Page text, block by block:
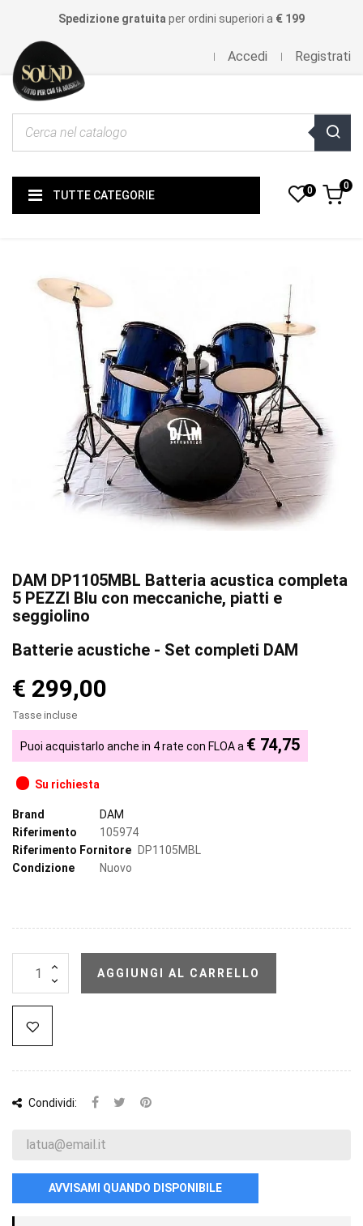
Spedizione gratuita per ordini superiori a € 199
Accedi Registrati
TUTTE CATEGORIE 0 0
DAM DP1105MBL Batteria acustica completa
5 PEZZI Blu con meccaniche, piatti e
seggiolino
Batterie acustiche - Set completi DAM
€ 299,00
Tasse incluse
Puoi acquistarlo anche in 4 rate con FLOA a € 74,75
Su richiesta
Brand
DAM
Riferimento
105974
Riferimento Fornitore
DP1105MBL
Condizione
Nuovo
AGGIUNGI AL CARRELLO
Condividi:
AVVISAMI QUANDO DISPONIBILE